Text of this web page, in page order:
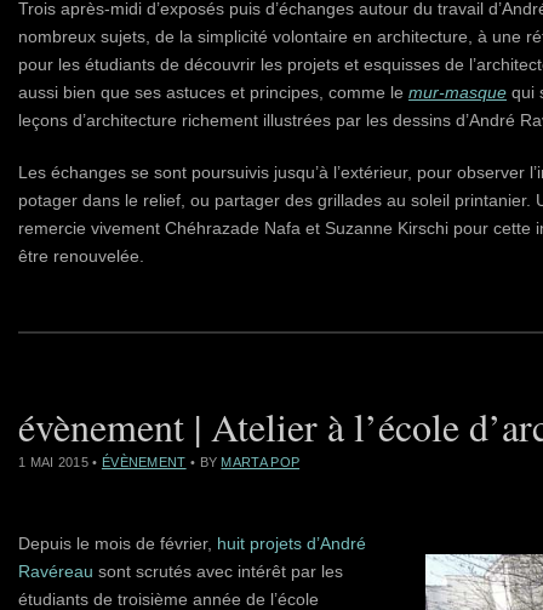
Trois après-midi d’exposés puis d’échanges autour du travail
nombreux sujets, de la simplicité volontaire en architecture, à une
pour les étudiants de découvrir les projets et esquisses de
aussi bien que ses astuces et principes, comme le mur-masque qui
leçons d’architecture richement illustrées par les dessins d’André
Les échanges se sont poursuivis jusqu’à l’extérieur, pour observer
potager dans le relief, ou partager des grillades au soleil printanier.
remercie vivement Chéhrazade Nafa et Suzanne Kirschi pour cette
être renouvelée.
évènement | Atelier à l’école
1 MAI 2015 • ÉVÈNEMENT • BY MARTA POP
Depuis le mois de février, huit projets d’André
Ravéreau sont scrutés avec intérêt par les
étudiants de troisième année de l’école